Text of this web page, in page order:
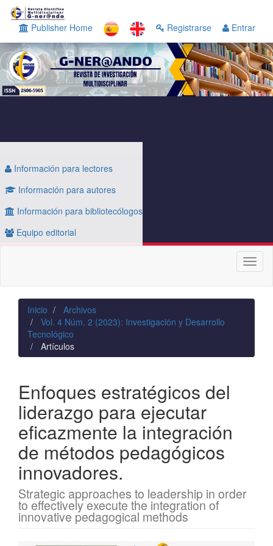
Navegación
principal
Contenido
principal
Barra
lateral
Publisher Home Registrarse Entrar
Información para lectores
Información para autores
Información para bibliotecólogos
Equipo editorial
Inicio
Archivos
Vol. 4 Núm. 2 (2023): Investigación y Desarrollo
Tecnológico
Artículos
Enfoques estratégicos del
liderazgo para ejecutar
eficazmente la integración
de métodos pedagógicos
innovadores.
Strategic approaches to leadership in order
to effectively execute the integration of
innovative pedagogical methods